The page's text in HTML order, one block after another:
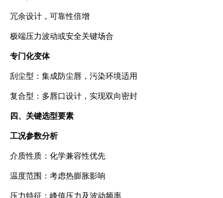
冗余设计，可靠性倍增
极端压力波动或安全关键场合
专门化变体
刮尘型：集成防尘唇，污染环境适用
复合型：多唇口设计，实现双向密封
四、关键选型要素
工况参数分析
介质性质：化学兼容性优先
温度范围：考虑热膨胀影响
压力特征：峰值压力及波动频率